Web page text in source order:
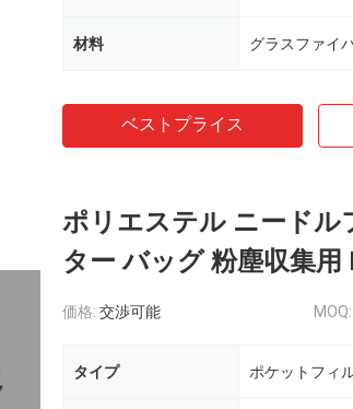
材料 グラスファイ
ベストプライス
ポリエステル ニードル
ター バッグ 粉塵収集用
価格: 交渉可能 MOQ:
タイプ